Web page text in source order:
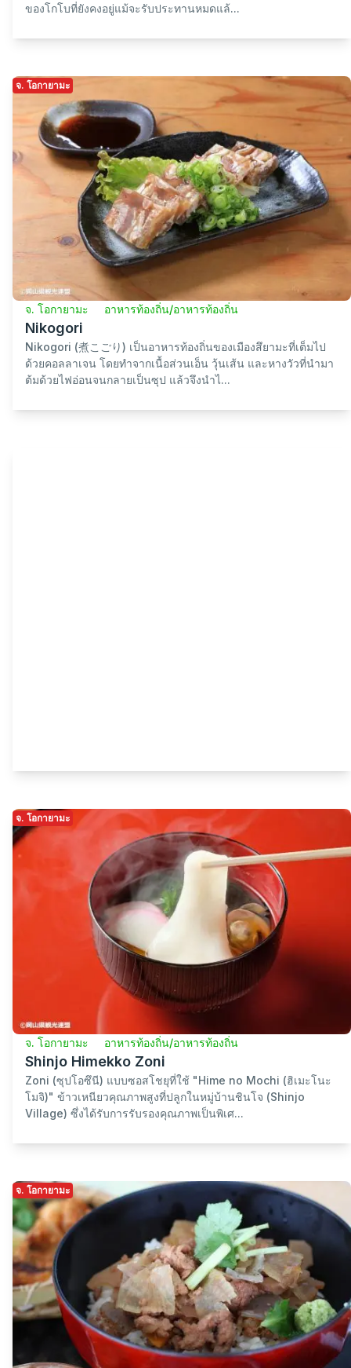
ของโกโบที่ยังคงอยู่แม้จะรับประทานหมดแล้...
จ. โอกายามะ
จ. โอกายามะ อาหารท้องถิ่น/อาหารท้องถิ่น
Nikogori
Nikogori (煮こごり) เป็นอาหารท้องถิ่นของเมืองสึยามะที่เต็มไป
ด้วยคอลลาเจน โดยทำจากเนื้อส่วนเอ็น วุ้นเส้น และหางวัวที่นำมา
ต้มด้วยไฟอ่อนจนกลายเป็นซุป แล้วจึงนำไ...
จ. โอกายามะ
จ. โอกายามะ อาหารท้องถิ่น/อาหารท้องถิ่น
Shinjo Himekko Zoni
Zoni (ซุปโอซึนี) แบบซอสโชยุที่ใช้ "Hime no Mochi (ฮิเมะโนะ
โมจิ)" ข้าวเหนียวคุณภาพสูงที่ปลูกในหมู่บ้านชินโจ (Shinjo
Village) ซึ่งได้รับการรับรองคุณภาพเป็นพิเศ...
จ. โอกายามะ